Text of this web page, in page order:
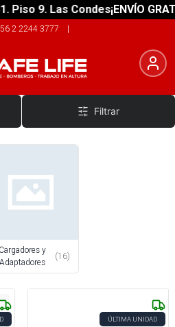
9. Las Condes¡ENVÍO
2 2244 3777 |
Filtrar
Cargadores y
Adaptadores
(16)
ÚLTIMA UNIDAD